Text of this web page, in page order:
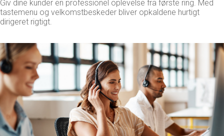
Giv dine kunder en professionel oplevelse fra første ring. Med
tastemenu og velkomstbeskeder bliver opkaldene hurtigt
dirigeret rigtigt.